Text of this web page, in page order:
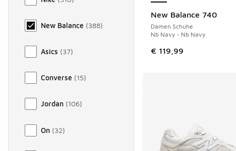
New Balance (388)
Asics (37)
Converse (15)
Jordan (106)
On (32)
New Balance 740
Damen Schuhe
Nb Navy - Nb Navy
€ 119,99